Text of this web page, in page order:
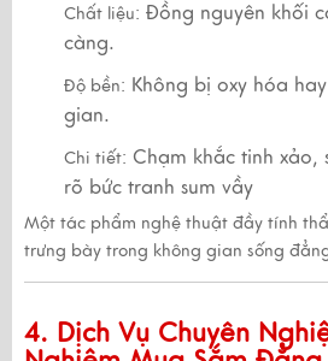
Chất liệu: Đồng nguyên khối
càng.
Độ bền: Không bị oxy hóa
gian.
Chi tiết: Chạm khắc tinh xảo,
rõ bức tranh sum vầy
Một tác phẩm nghệ thuật đầy tính
trưng bày trong không gian sống
4. Dịch Vụ Chuyên